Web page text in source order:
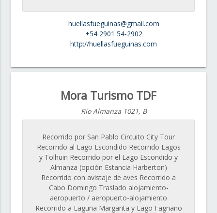
huellasfueguinas@gmail.com
+54 2901 54-2902
http://huellasfueguinas.com
Mora Turismo TDF
Río Almanza 1021, B
Recorrido por San Pablo Circuito City Tour
Recorrido al Lago Escondido Recorrido Lagos
y Tolhuin Recorrido por el Lago Escondido y
Almanza (opción Estancia Harberton)
Recorrido con avistaje de aves Recorrido a
Cabo Domingo Traslado alojamiento-
aeropuerto / aeropuerto-alojamiento
Recorrido a Laguna Margarita y Lago Fagnano